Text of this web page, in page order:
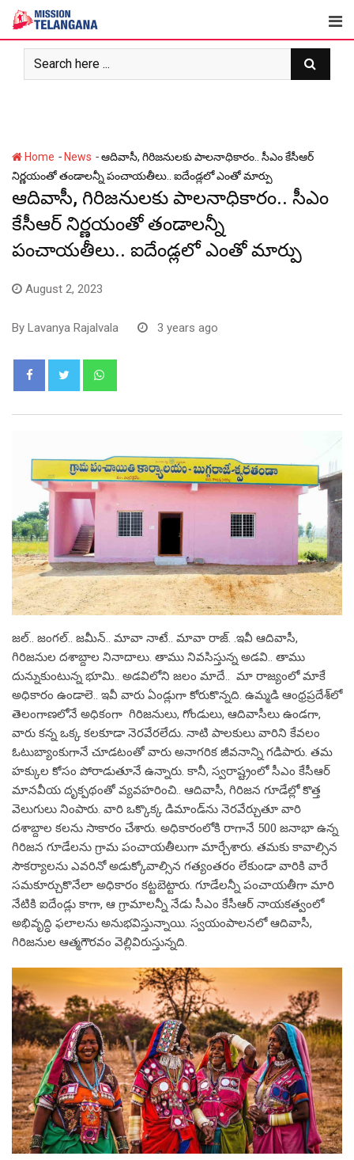
Skip
content
Home - News -ఆదివాసీ, గిరిజ‌నులకు పాల‌నాధికారం.. సీఎం కేసీఆర్
నిర్ణ‌యంతో తండాలన్నీ పంచాయ‌తీలు.. ఐదేండ్ల‌లో ఎంతో మార్పు
ఆదివాసీ, గిరిజ‌నులకు పాల‌నాధికారం.. సీఎం
కేసీఆర్ నిర్ణ‌యంతో తండాలన్నీ
పంచాయ‌తీలు.. ఐదేండ్ల‌లో ఎంతో మార్పు
August 2, 2023
By Lavanya Rajalvala 3 years ago
జ‌ల్.. జంగ‌ల్.. జ‌మీన్‌.. మావా నాటే.. మావా రాజ్‌. .ఇవీ ఆదివాసీ,
గిరిజ‌నుల ద‌శాబ్దాల నినాదాలు. తాము నివ‌సిస్తున్న అడ‌వి.. తాము
దున్నుకుంటున్న భూమి.. అడ‌విలోని జ‌లం మాదే.. మా రాజ్యంలో మాకే
అధికారం ఉండాలె.. ఇవీ వారు ఏండ్లుగా కోరుకొన్న‌ది. ఉమ్మ‌డి ఆంధ్ర‌ప్ర‌దేశ్‌లో
తెలంగాణ‌లోనే అధికంగా గిరిజనులు, గోండులు, ఆదివాసీలు ఉండ‌గా,
వారు క‌న్న ఒక్క క‌ల‌కూడా నెర‌వేరలేదు. నాటి పాల‌కులు వారిని కేవ‌లం
ఓటుబ్యాంకుగానే చూడ‌టంతో వారు అనాగ‌రిక జీవ‌నాన్ని గ‌డిపారు. త‌మ
హ‌క్కుల కోసం పోరాడుతూనే ఉన్నారు. కానీ, స్వ‌రాష్ట్రంలో సీఎం కేసీఆర్
మాన‌వీయ దృక్ప‌థంతో వ్య‌వ‌హరించి.. ఆదివాసీ, గిరిజ‌న గూడేల్లో కొత్త
వెలుగులు నింపారు. వారి ఒక్కొక్క డిమాండ్‌ను నెర‌వేర్చుతూ వారి
ద‌శాబ్దాల క‌ల‌ను సాకారం చేశారు. అధికారంలోకి రాగానే 500 జ‌నాభా ఉన్న
గిరిజ‌న గూడేల‌ను గ్రామ పంచాయ‌తీలుగా మార్చేశారు. త‌మ‌కు కావాల్సిన
సౌక‌ర్యాల‌ను ఎవ‌రినో అడుక్కోవాల్సిన గ‌త్యంత‌రం లేకుండా వారికి వారే
స‌మ‌కూర్చుకొనేలా అధికారం క‌ట్ట‌బెట్టారు. గూడేల‌న్నీ పంచాయ‌తీగా మారి
నేటికి ఐదేండ్లు కాగా, ఆ గ్రామాల‌న్నీ నేడు సీఎం కేసీఆర్ నాయ‌క‌త్వంలో
అభివృద్ధి ఫ‌లాల‌ను అనుభ‌విస్తున్నాయి. స్వ‌యంపాల‌న‌లో ఆదివాసీ,
గిరిజ‌నుల ఆత్మ‌గౌర‌వం వెల్లివిరుస్తున్న‌ది.